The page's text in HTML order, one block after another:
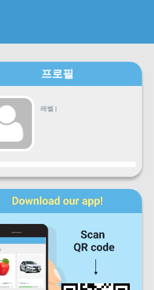
프로필
레벨 |
진행
수 목
토 일